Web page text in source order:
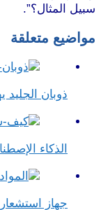
سبيل المثال؟”.
مواضيع متعلقة
ذوبان
الذكاء
جهاز